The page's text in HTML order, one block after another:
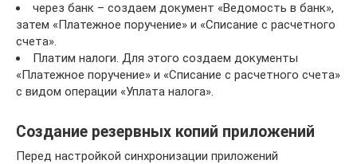
через банк – создаем документ «Ведомость в банк»,
затем «Платежное поручение» и «Списание с расчетного
счета».
Платим налоги. Для этого создаем документы
«Платежное поручение» и «Списание с расчетного счета»
с видом операции «Уплата налога».
Создание резервных копий приложений
Перед настройкой синхронизации приложений